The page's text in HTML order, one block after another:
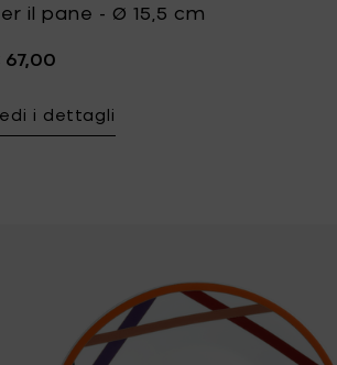
il pane - Ø 15,5 cm
67,00
i dettagli